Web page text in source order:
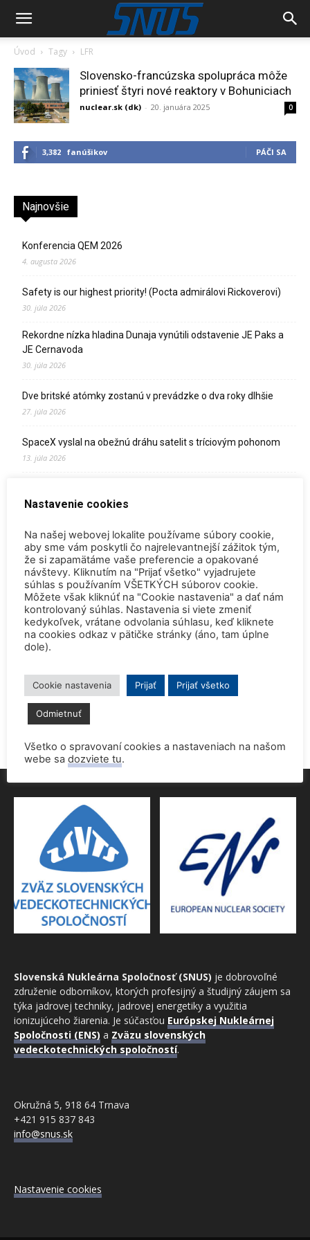
Úvod Tagy LFR
Slovensko-francúzska spolupráca môže
priniesť štyri nové reaktory v Bohuniciach
nuclear.sk (dk) - 20. januára 2025 0
3,382 fanúšikov PÁČI SA
Najnovšie
Konferencia QEM 2026
4. augusta 2026
Safety is our highest priority! (Pocta admirálovi Rickoverovi)
30. júla 2026
Rekordne nízka hladina Dunaja vynútili odstavenie JE Paks a
JE Cernavoda
30. júla 2026
Dve britské atómky zostanú v prevádzke o dva roky dlhšie
27. júla 2026
SpaceX vyslal na obežnú dráhu satelit s tríciovým pohonom
13. júla 2026
2. júla 2026
Palivo v Mochovciach 4: Slovensko upevňuje pozíciu medzi
jadrovou špičkou Európy
2. júla 2026
Startup Helion získal stámilióny na fúznu elektráreň pre
Microsoft
15. júna 2026
Prednáška o jadrovej energetike zaujala študentov aj
9. júna 2026
Povolenie jadrového dozoru pre 4.blok EMO
9. júna 2026
Slovenská Nukleárna Spoločnosť (SNUS) je dobrovoľné
združenie odborníkov, ktorých profesijný a študijný záujem sa
týka jadrovej techniky, jadrovej energetiky a využitia
ionizujúceho žiarenia. Je súčasťou Európskej Nukleárnej
Spoločnosti (ENS) a Zväzu slovenských
vedeckotechnických spoločností.
Okružná 5, 918 64 Trnava
+421 915 837 843
info@snus.sk
Nastavenie cookies
Nastavenie cookies
Na našej webovej lokalite používame súbory cookie,
aby sme vám poskytli čo najrelevantnejší zážitok tým,
že si zapamätáme vaše preferencie a opakované
návštevy. Kliknutím na "Prijať všetko" vyjadrujete
súhlas s používaním VŠETKÝCH súborov cookie.
Môžete však kliknúť na "Cookie nastavenia" a dať nám
kontrolovaný súhlas. Nastavenia si viete zmeniť
kedykoľvek, vrátane odvolania súhlasu, keď kliknete
na cookies odkaz v pätičke stránky (áno, tam úplne
dole).
Cookie nastavenia Prijať Prijať všetko
Odmietnuť
Všetko o spravovaní cookies a nastaveniach na našom
webe sa dozviete tu.